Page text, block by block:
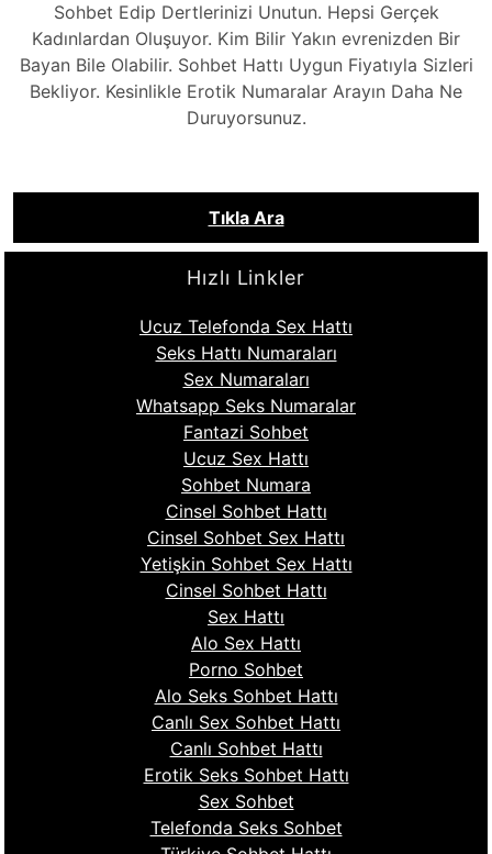
Sohbet Edip Dertlerinizi Unutun. Hepsi Gerçek
Kadınlardan Oluşuyor. Kim Bilir Yakın evrenizden Bir
Bayan Bile Olabilir. Sohbet Hattı Uygun Fiyatıyla Sizleri
Bekliyor. Kesinlikle Erotik Numaralar Arayın Daha Ne
Duruyorsunuz.
Tıkla Ara
Hızlı Linkler
Ucuz Telefonda Sex Hattı
Seks Hattı Numaraları
Sex Numaraları
Whatsapp Seks Numaralar
Fantazi Sohbet
Ucuz Sex Hattı
Sohbet Numara
Cinsel Sohbet Hattı
Cinsel Sohbet Sex Hattı
Yetişkin Sohbet Sex Hattı
Cinsel Sohbet Hattı
Sex Hattı
Alo Sex Hattı
Porno Sohbet
Alo Seks Sohbet Hattı
Canlı Sex Sohbet Hattı
Canlı Sohbet Hattı
Erotik Seks Sohbet Hattı
Sex Sohbet
Telefonda Seks Sohbet